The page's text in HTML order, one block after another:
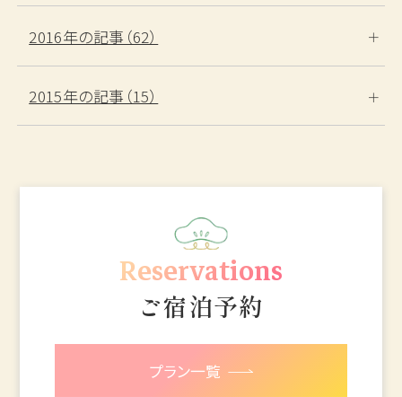
2016年の記事（62）
2015年の記事（15）
Reservations
ご宿泊予約
プラン一覧